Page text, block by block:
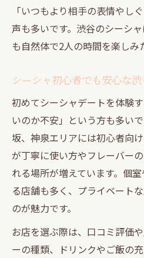
デートで選ばれる渋
介
理由
演出
個室シーシャが男
落ち着いた空間でシーシ
ト
シーシャ初心者でも
選び方
渋谷デートでシーシ
男女でリラックス
「いつもより相手の表情やし
声も多いです。渋谷のシーシ
も自然体で2人の時間を楽しみ
シーシャ初心者でも安心な
初めてシーシャデートを体験
いのか不安」という方も多い
坂、神泉エリアには初心者向
が丁寧に使い方やフレーバー
れる場所が増えています。個
る店舗も多く、プライベート
のが魅力です。
お店を選ぶ際は、口コミ評価
ーの種類、ドリンクやご飯の